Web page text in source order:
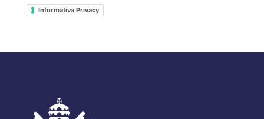
Informativa Privacy